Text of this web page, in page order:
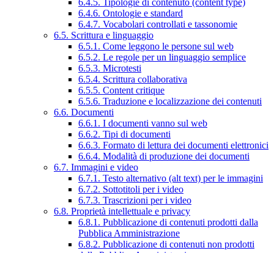
6.4.6. Ontologie e standard
6.4.7. Vocabolari controllati e tassonomie
6.5. Scrittura e linguaggio
6.5.1. Come leggono le persone sul web
6.5.2. Le regole per un linguaggio semplice
6.5.3. Microtesti
6.5.4. Scrittura collaborativa
6.5.5. Content critique
6.5.6. Traduzione e localizzazione dei contenuti
6.6. Documenti
6.6.1. I documenti vanno sul web
6.6.2. Tipi di documenti
6.6.3. Formato di lettura dei documenti elettronici
6.6.4. Modalità di produzione dei documenti
6.7. Immagini e video
6.7.1. Testo alternativo (alt text) per le immagini
6.7.2. Sottotitoli per i video
6.7.3. Trascrizioni per i video
6.8. Proprietà intellettuale e privacy
6.8.1. Pubblicazione di contenuti prodotti dalla
Pubblica Amministrazione
6.8.2. Pubblicazione di contenuti non prodotti